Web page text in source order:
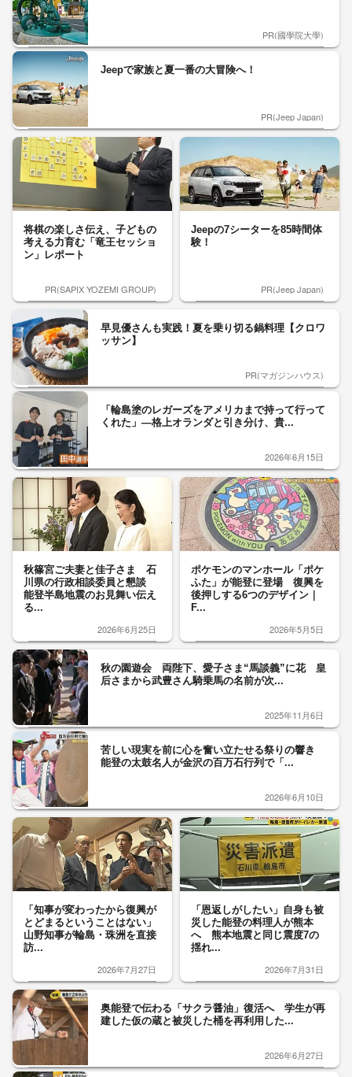
PR(國學院大學)
Jeepで家族と夏一番の大冒険へ！
PR(Jeep Japan)
将棋の楽しさ伝え、子どもの
考える力育む「竜王セッショ
ン」レポート
PR(SAPIX YOZEMI GROUP)
Jeepの7シーターを85時間体
験！
PR(Jeep Japan)
早見優さんも実践！夏を乗り切る鍋料理【クロワ
ッサン】
PR(マガジンハウス)
「輪島塗のレガーズをアメリカまで持って行って
くれた」—格上オランダと引き分け、貴...
2026年6月15日
秋篠宮ご夫妻と佳子さま 石
川県の行政相談委員と懇談
能登半島地震のお見舞い伝え
る...
2026年6月25日
ポケモンのマンホール「ポケ
ふた」が能登に登場 復興を
後押しする6つのデザイン｜
F...
2026年5月5日
秋の園遊会 両陛下、愛子さま“馬談義”に花 皇
后さまから武豊さん騎乗馬の名前が次...
2025年11月6日
苦しい現実を前に心を奮い立たせる祭りの響き
能登の太鼓名人が金沢の百万石行列で「...
2026年6月10日
「知事が変わったから復興が
とどまるということはない」
山野知事が輪島・珠洲を直接
訪...
2026年7月27日
「恩返しがしたい」自身も被
災した能登の料理人が熊本
へ 熊本地震と同じ震度7の
揺れ...
2026年7月31日
奥能登で伝わる「サクラ醤油」復活へ 学生が再
建した仮の蔵と被災した桶を再利用した...
2026年6月27日